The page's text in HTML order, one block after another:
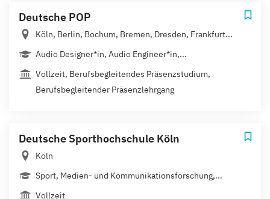
Deutsche POP
Köln, Berlin, Bochum, Bremen, Dresden, Frankfurt...
Audio Designer*in, Audio Engineer*in,...
Vollzeit, Berufsbegleitendes Präsenzstudium,
Berufsbegleitender Präsenzlehrgang
Deutsche Sporthochschule Köln
Köln
Sport, Medien- und Kommunikationsforschung,...
Vollzeit